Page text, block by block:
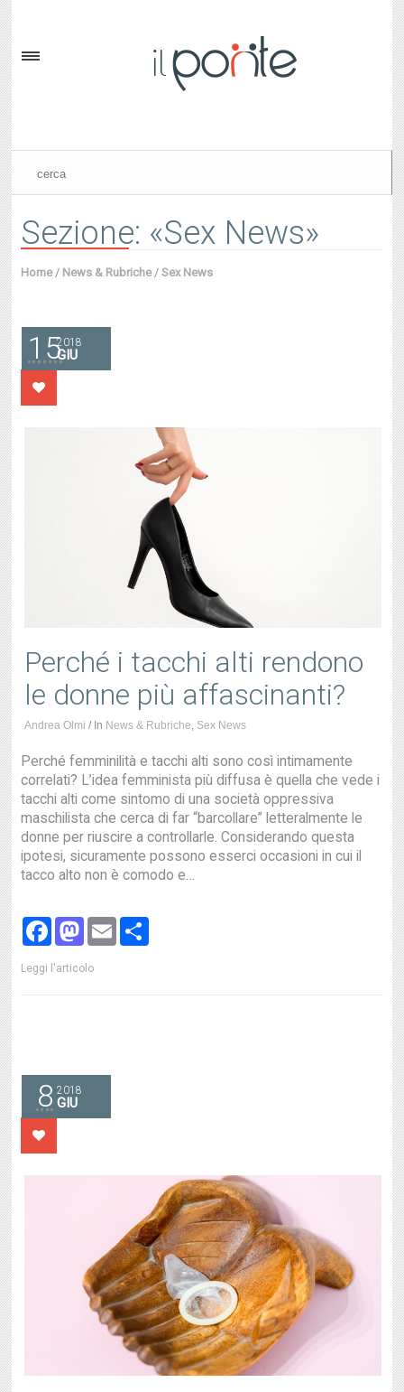
Sezione: «Sex News»
Home / News & Rubriche /Sex News
152018
GIU
Perché i tacchi alti rendono
le donne più affascinanti?
Andrea Olmi / In News & Rubriche, Sex News
Perché femminilità e tacchi alti sono così intimamente
correlati? L’idea femminista più diffusa è quella che vede i
tacchi alti come sintomo di una società oppressiva
maschilista che cerca di far “barcollare” letteralmente le
donne per riuscire a controllarle. Considerando questa
ipotesi, sicuramente possono esserci occasioni in cui il
tacco alto non è comodo e…
Facebook
Mastodon
Email
Leggi l'articolo
8 2018
GIU